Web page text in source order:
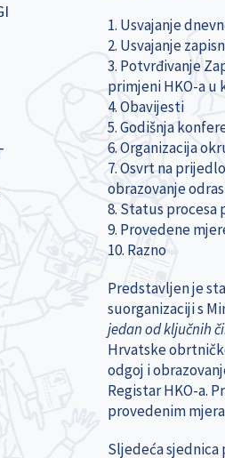
1. Usvajanje
2. Usvajanje
3. Potvrđivanje
primjeni HKO-a
4. Obavijesti
5. Godišnja
6. Organizacija
7. Osvrt na
obrazovanje
8. Status procesa
9. Provedene
10. Razno
Predstavljen je
suorganizaciji s
jedan od ključnih
Hrvatske
odgoj i
Registar HKO-a.
provedenim
Sljedeća sjednica